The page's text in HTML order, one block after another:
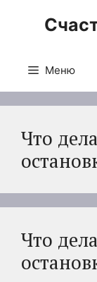
Меню
Что
Что